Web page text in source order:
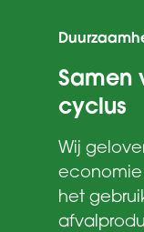
Samen
cyclus
Wij
economie
het